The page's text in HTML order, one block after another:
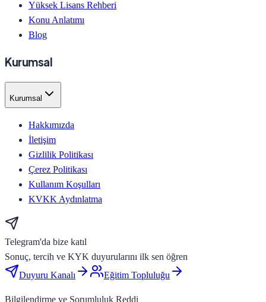
Yüksek Lisans Rehberi
Konu Anlatımı
Blog
Kurumsal
Kurumsal
Hakkımızda
İletişim
Gizlilik Politikası
Çerez Politikası
Kullanım Koşulları
KVKK Aydınlatma
Telegram'da bize katıl
Sonuç, tercih ve KYK duyurularını ilk sen öğren
Duyuru Kanalı
Eğitim Topluluğu
Bilgilendirme ve Sorumluluk Reddi